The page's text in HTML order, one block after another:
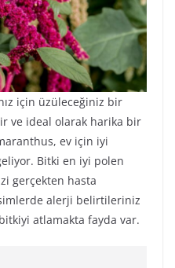
için üzüleceğiniz bir
ve ideal olarak harika bir
ev için iyi
Bitki en iyi polen
gerçekten hasta
alerji belirtileriniz
atlamakta fayda var.